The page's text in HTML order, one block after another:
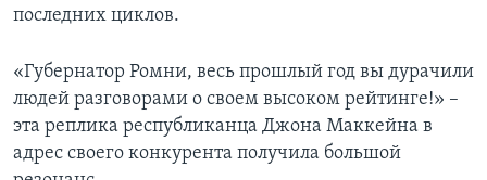
последних циклов.
«Губернатор Ромни, весь прошлый год вы дурачили
людей разговорами о своем высоком рейтинге!» –
эта реплика республиканца Джона Маккейна в
адрес своего конкурента получила большой